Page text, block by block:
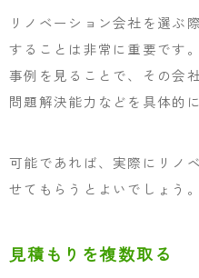
リノベーション会社を選ぶ
することは非常に重要です
事例を見ることで、その会
問題解決能力などを具体的
可能であれば、実際にリノ
せてもらうとよいでしょう。
見積もりを複数取る